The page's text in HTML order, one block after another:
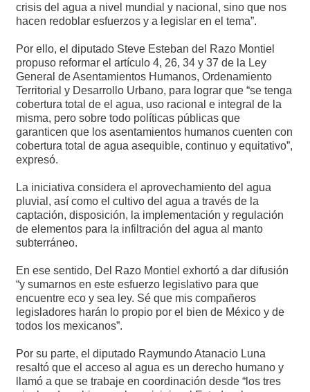
crisis del agua a nivel mundial y nacional, sino que nos
hacen redoblar esfuerzos y a legislar en el tema”.
Por ello, el diputado Steve Esteban del Razo Montiel
propuso reformar el artículo 4, 26, 34 y 37 de la Ley
General de Asentamientos Humanos, Ordenamiento
Territorial y Desarrollo Urbano, para lograr que “se tenga
cobertura total de el agua, uso racional e integral de la
misma, pero sobre todo políticas públicas que
garanticen que los asentamientos humanos cuenten con
cobertura total de agua asequible, continuo y equitativo”,
expresó.
La iniciativa considera el aprovechamiento del agua
pluvial, así como el cultivo del agua a través de la
captación, disposición, la implementación y regulación
de elementos para la infiltración del agua al manto
subterráneo.
En ese sentido, Del Razo Montiel exhortó a dar difusión
“y sumarnos en este esfuerzo legislativo para que
encuentre eco y sea ley. Sé que mis compañeros
legisladores harán lo propio por el bien de México y de
todos los mexicanos”.
Por su parte, el diputado Raymundo Atanacio Luna
resaltó que el acceso al agua es un derecho humano y
llamó a que se trabaje en coordinación desde “los tres